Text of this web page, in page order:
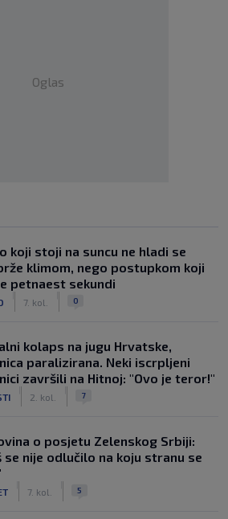
Oglas
koji stoji na suncu ne hladi se
klimom, nego postupkom koji
petnaest sekundi
7. kol. 0
kolaps na jugu Hrvatske,
paralizirana. Neki iscrpljeni
završili na Hitnoj: "Ovo je teror!"
2. kol. 7
o posjetu Zelenskog Srbiji:
se nije odlučilo na koju stranu se
7. kol. 5